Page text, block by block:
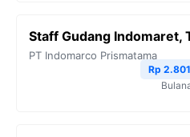
Staff Gudang Indomaret,
PT Indomarco Prismatama
Rp